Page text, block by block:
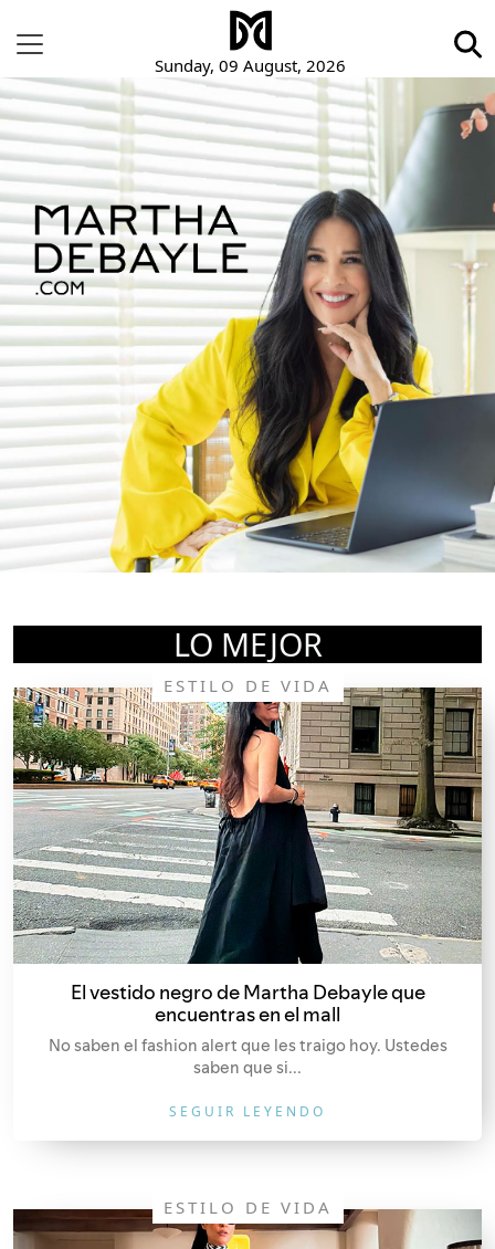
Sunday, 09 August, 2026
LO MEJOR
ESTILO DE VIDA
El vestido negro de Martha Debayle que
encuentras en el mall
No saben el fashion alert que les traigo hoy. Ustedes
saben que si...
SEGUIR LEYENDO
ESTILO DE VIDA